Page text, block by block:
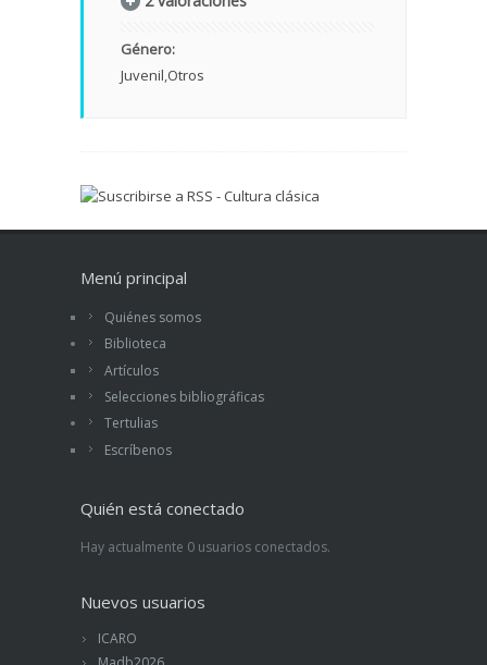
Género:
Juvenil Otros
Menú principal
Quiénes somos
Biblioteca
Artículos
Selecciones bibliográficas
Tertulias
Escríbenos
Quién está conectado
Hay actualmente 0 usuarios conectados.
Nuevos usuarios
ICARO